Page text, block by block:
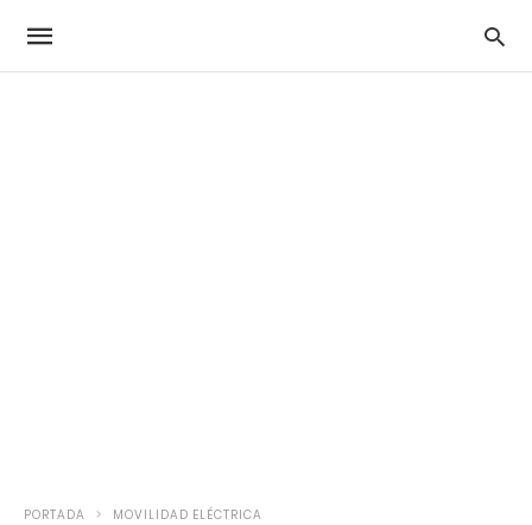
PORTADA MOVILIDAD ELÉCTRICA